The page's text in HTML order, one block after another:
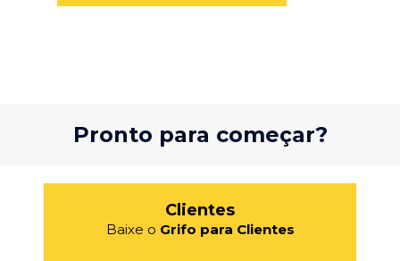
Pronto para começar?
Clientes
Baixe o Grifo para Clientes